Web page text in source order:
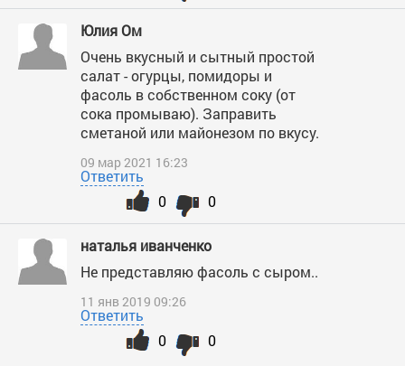
Юлия Ом
Очень вкусный и сытный простой
салат - огурцы, помидоры и
фасоль в собственном соку (от
сока промываю). Заправить
сметаной или майонезом по вкусу.
09 мар 2021 16:23
Ответить
0
0
наталья иванченко
Не представляю фасоль с сыром..
11 янв 2019 09:26
Ответить
0
0